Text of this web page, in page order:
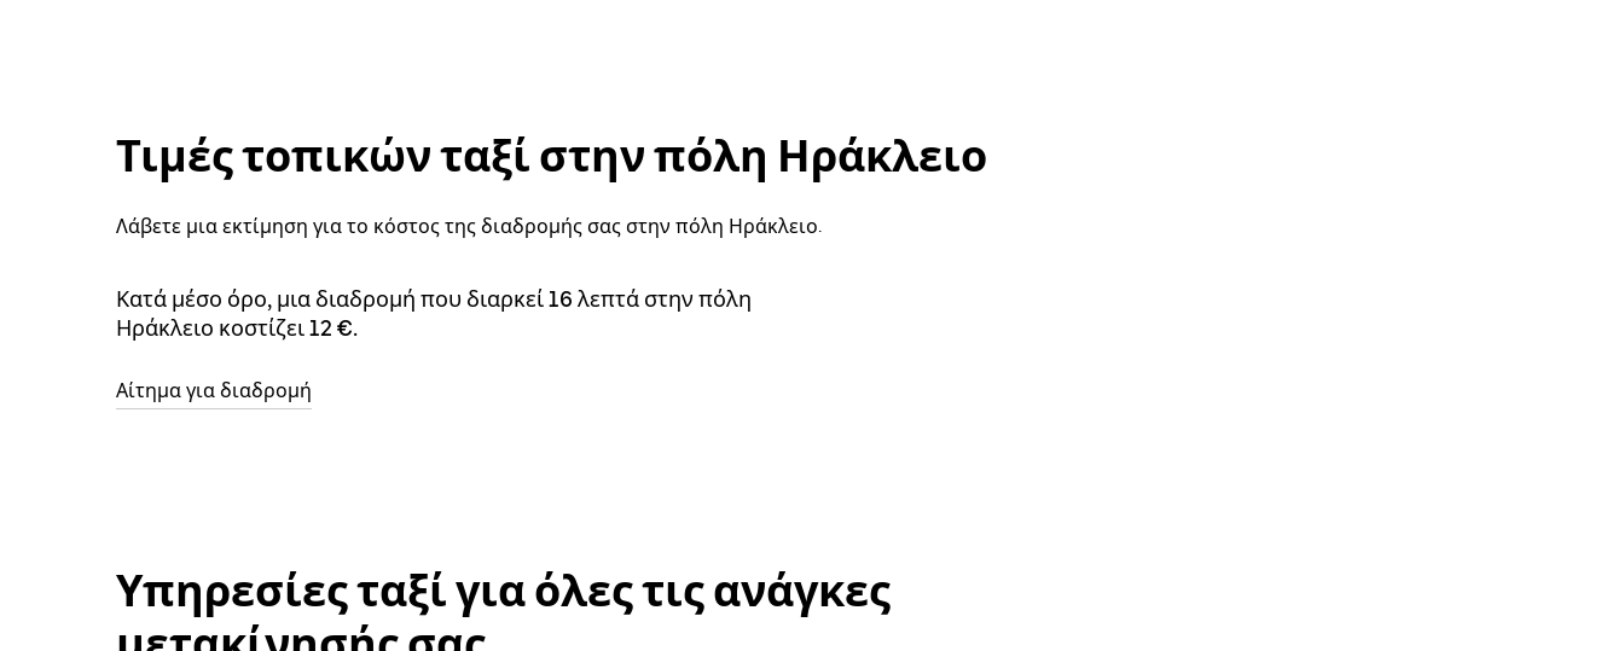
Τιμές τοπικών ταξί στην πόλη Ηράκλειο
Λάβετε μια εκτίμηση για το κόστος της διαδρομής σας στην πόλη Ηράκλειο.
Κατά μέσο όρο, μια διαδρομή που διαρκεί 16 λεπτά στην πόλη
Ηράκλειο κοστίζει 12 €.
Αίτημα για διαδρομή
Υπηρεσίες ταξί για όλες τις ανάγκες